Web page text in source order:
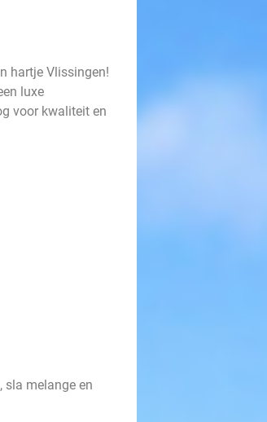
hartje Vlissingen!
luxe
voor kwaliteit en
sla melange en